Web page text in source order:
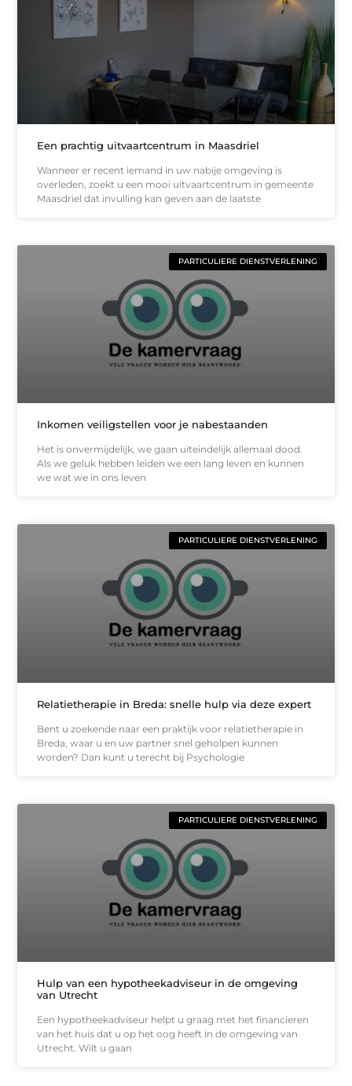
Een prachtig uitvaartcentrum in Maasdriel
Wanneer er recent iemand in uw nabije omgeving is
overleden, zoekt u een mooi uitvaartcentrum in gemeente
Maasdriel dat invulling kan geven aan de laatste
PARTICULIERE DIENSTVERLENING
Inkomen veiligstellen voor je nabestaanden
Het is onvermijdelijk, we gaan uiteindelijk allemaal dood.
Als we geluk hebben leiden we een lang leven en kunnen
we wat we in ons leven
PARTICULIERE DIENSTVERLENING
Relatietherapie in Breda: snelle hulp via deze expert
Bent u zoekende naar een praktijk voor relatietherapie in
Breda, waar u en uw partner snel geholpen kunnen
worden? Dan kunt u terecht bij Psychologie
PARTICULIERE DIENSTVERLENING
Hulp van een hypotheekadviseur in de omgeving
van Utrecht
Een hypotheekadviseur helpt u graag met het financieren
van het huis dat u op het oog heeft in de omgeving van
Utrecht. Wilt u gaan